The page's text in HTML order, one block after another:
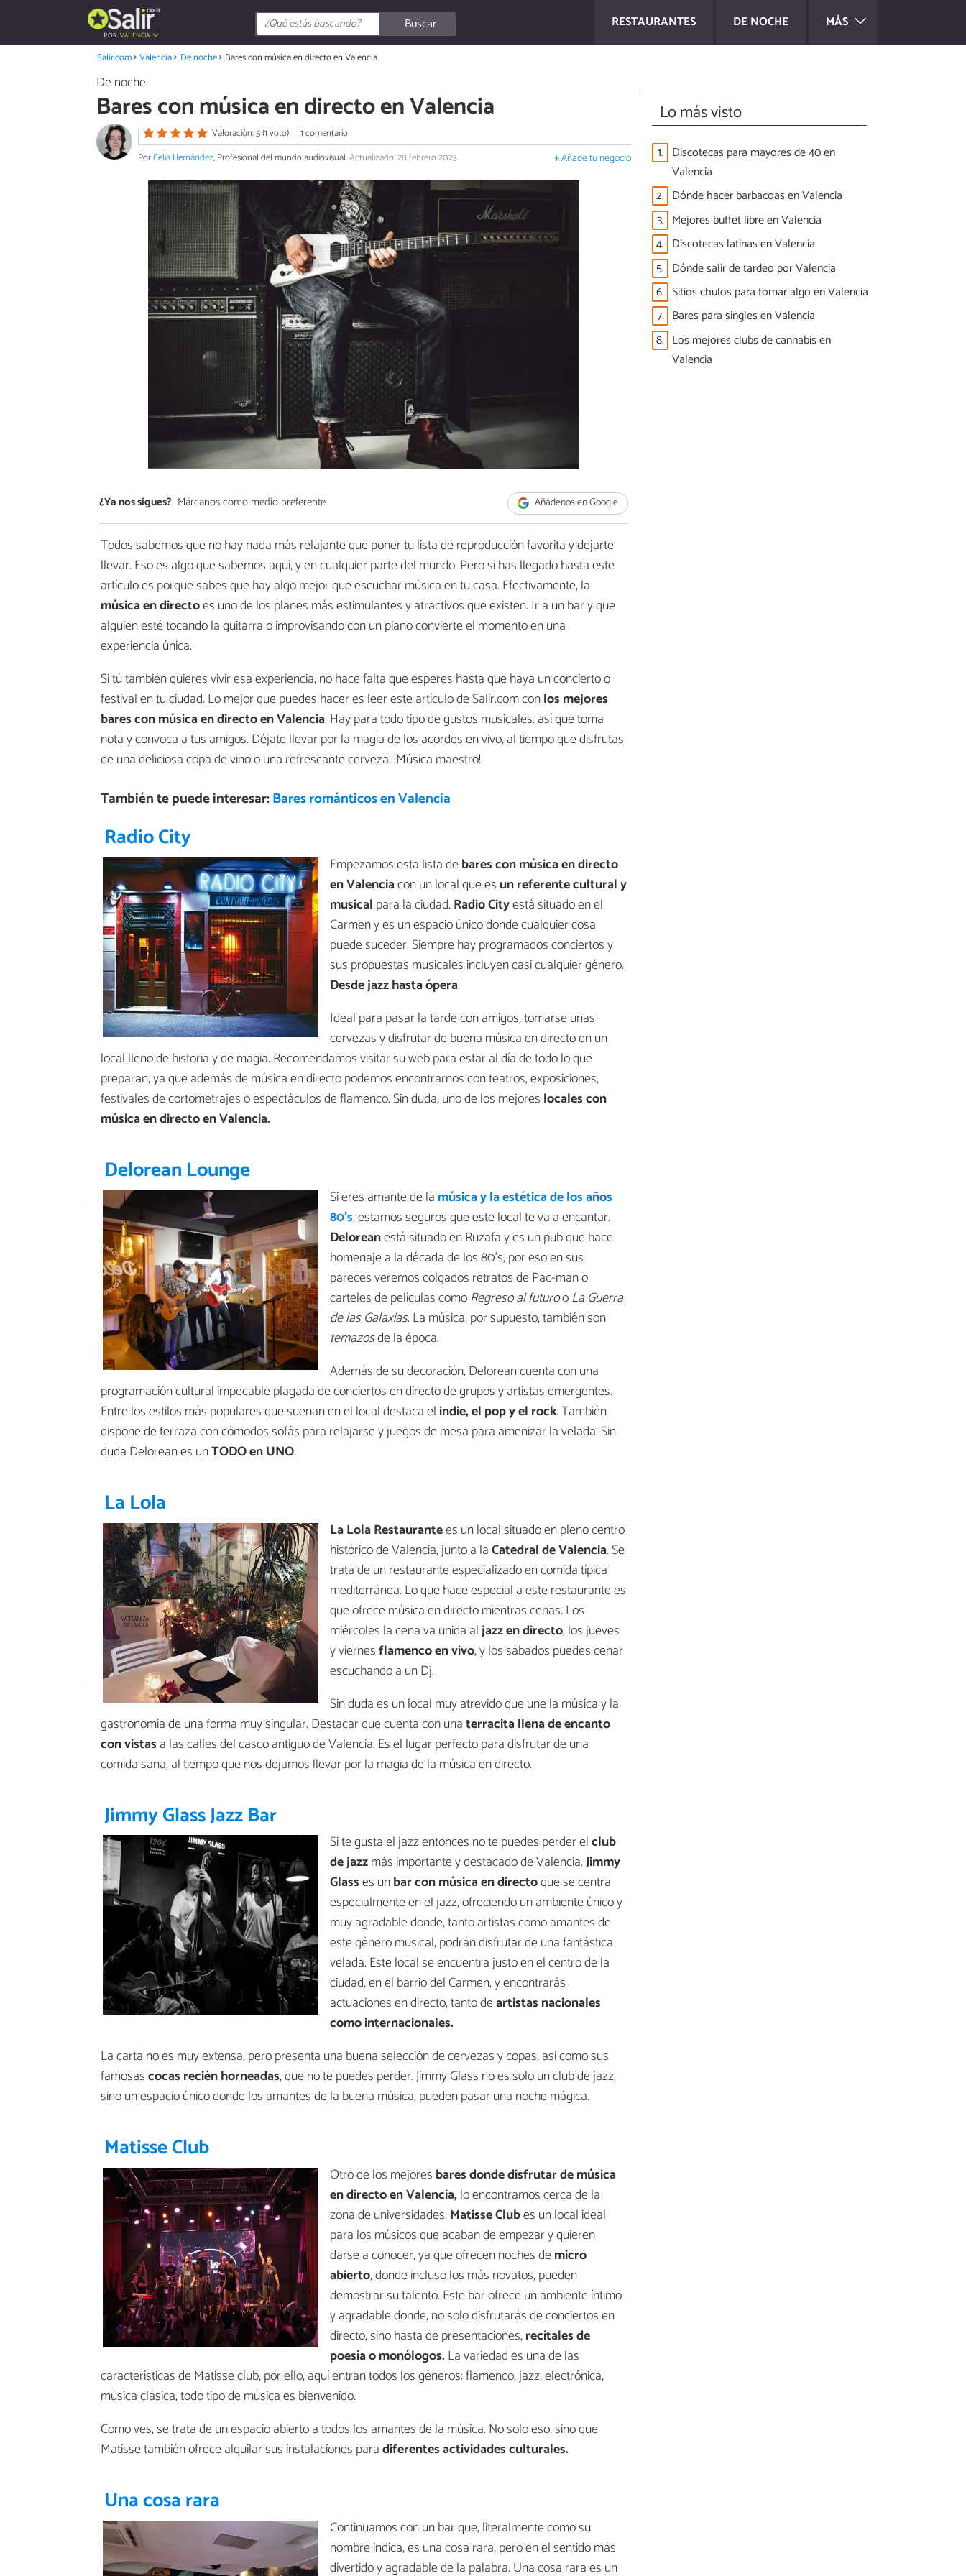
RESTAURANTES DE NOCHE MÁS
POR:VALENCIA
Buscar
Salir.com Valencia De noche Bares con música en directo en Valencia
De noche
Bares con música en directo en Valencia
Valoración: 5 (1 voto)
1 comentario
PorCelia Hernández, Profesional del mundo audiovisual.Actualizado: 28 febrero 2023 + Añade tu negocio
¿Ya nos sigues? Márcanos como medio preferente Añádenos en Google
Todos sabemos que no hay nada más relajante que poner tu lista de reproducción favorita y dejarte
llevar. Eso es algo que sabemos aquí, y en cualquier parte del mundo. Pero si has llegado hasta este
artículo es porque sabes que hay algo mejor que escuchar música en tu casa. Efectivamente, la
música en directoes uno de los planes más estimulantes y atractivos que existen. Ir a un bar y que
alguien esté tocando la guitarra o improvisando con un piano convierte el momento en una
experiencia única.
Si tú también quieres vivir esa experiencia, no hace falta que esperes hasta que haya un concierto o
festival en tu ciudad. Lo mejor que puedes hacer es leer este artículo de Salir.com conlos mejores
bares con música en directo en Valencia. Hay para todo tipo de gustos musicales. así que toma
nota y convoca a tus amigos. Déjate llevar por la magia de los acordes en vivo, al tiempo que disfrutas
de una deliciosa copa de vino o una refrescante cerveza. ¡Música maestro!
También te puede interesar:Bares románticos en Valencia
Radio City
Empezamos esta lista debares con música en directo
en Valenciacon un local que es un referente cultural y
musical para la ciudad. Radio Cityestá situado en el
Carmen y es un espacio único donde cualquier cosa
puede suceder. Siempre hay programados conciertos y
sus propuestas musicales incluyen casi cualquier género.
Desde jazz hasta ópera.
Ideal para pasar la tarde con amigos, tomarse unas
cervezas y disfrutar de buena música en directo en un
local lleno de historia y de magia. Recomendamos visitar su web para estar al día de todo lo que
preparan, ya que además de música en directo podemos encontrarnos con teatros, exposiciones,
festivales de cortometrajes o espectáculos de flamenco. Sin duda, uno de los mejores locales con
música en directo en Valencia.
Delorean Lounge
Si eres amante de la música y la estética de los años
80's, estamos seguros que este local te va a encantar.
Deloreanestá situado en Ruzafa y es un pub que hace
homenaje a la década de los 80's, por eso en sus
pareces veremos colgados retratos de Pac-man o
carteles de películas comoRegreso al futurooLa Guerra
de las Galaxias. La música, por supuesto, también son
temazosde la época.
Además de su decoración, Delorean cuenta con una
programación cultural impecable plagada de conciertos en directo de grupos y artistas emergentes.
Entre los estilos más populares que suenan en el local destaca el indie, el pop y el rock. También
dispone de terraza con cómodos sofás para relajarse y juegos de mesa para amenizar la velada. Sin
duda Delorean es unTODO en UNO.
La Lola
La Lola Restaurantees un local situado en pleno centro
histórico de Valencia, junto a laCatedral de Valencia. Se
trata de un restaurante especializado en comida típica
mediterránea. Lo que hace especial a este restaurante es
que ofrece música en directo mientras cenas. Los
miércoles la cena va unida aljazz en directo, los jueves
y viernesflamenco en vivo, y los sábados puedes cenar
escuchando a un Dj.
Sin duda es un local muy atrevido que une la música y la
gastronomía de una forma muy singular. Destacar que cuenta con unaterracita llena de encanto
con vistas a las calles del casco antiguo de Valencia. Es el lugar perfecto para disfrutar de una
comida sana, al tiempo que nos dejamos llevar por la magia de la música en directo.
Jimmy Glass Jazz Bar
Si te gusta el jazz entonces no te puedes perder elclub
de jazzmás importante y destacado de Valencia.Jimmy
Glasses unbar con música en directoque se centra
especialmente en el jazz, ofreciendo un ambiente único y
muy agradable donde, tanto artistas como amantes de
este género musical, podrán disfrutar de una fantástica
velada. Este local se encuentra justo en el centro de la
ciudad, en el barrio del Carmen, y encontrarás
actuaciones en directo, tanto deartistas nacionales
como internacionales.
La carta no es muy extensa, pero presenta una buena selección de cervezas y copas, así como sus
famosascocas recién horneadas, que no te puedes perder. Jimmy Glass no es solo un club de jazz,
sino un espacio único donde los amantes de la buena música, pueden pasar una noche mágica.
Matisse Club
Otro de los mejores bares donde disfrutar de música
en directo en Valencia,lo encontramos cerca de la
zona de universidades. Matisse Clubes un local ideal
para los músicos que acaban de empezar y quieren
darse a conocer, ya que ofrecen noches demicro
abierto, donde incluso los más novatos, pueden
demostrar su talento. Este bar ofrece un ambiente íntimo
y agradable donde, no solo disfrutarás de conciertos en
directo, sino hasta de presentaciones,recitales de
poesía o monólogos.La variedad es una de las
características de Matisse club, por ello, aquí entran todos los géneros: flamenco, jazz, electrónica,
música clásica, todo tipo de música es bienvenido.
Como ves, se trata de un espacio abierto a todos los amantes de la música. No solo eso, sino que
Matisse también ofrece alquilar sus instalaciones paradiferentes actividades culturales.
Una cosa rara
Continuamos con un bar que, literalmente como su
nombre indica, es una cosa rara, pero en el sentido más
divertido y agradable de la palabra. Una cosa rara es un
Lo más visto
1. Discotecas para mayores de 40 en
Valencia
2. Dónde hacer barbacoas en Valencia
3. Mejores buffet libre en Valencia
4. Discotecas latinas en Valencia
5. Dónde salir de tardeo por Valencia
6. Sitios chulos para tomar algo en Valencia
7. Bares para singles en Valencia
8. Los mejores clubs de cannabis en
Valencia